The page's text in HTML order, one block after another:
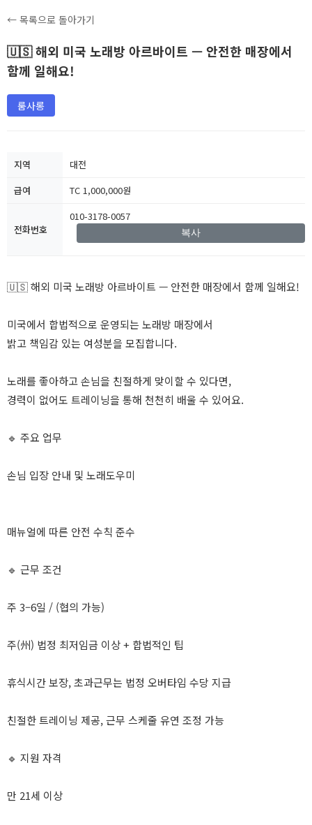
← 목록으로 돌아가기
🇺🇸 해외 미국 노래방 아르바이트 — 안전한 매장에서
함께 일해요!
룸사롱
지역
대전
급여
TC 1,000,000원
전화번호
010-3178-0057
복사
🇺🇸 해외 미국 노래방 아르바이트 — 안전한 매장에서 함께 일해요!
미국에서 합법적으로 운영되는 노래방 매장에서
밝고 책임감 있는 여성분을 모집합니다.
노래를 좋아하고 손님을 친절하게 맞이할 수 있다면,
경력이 없어도 트레이닝을 통해 천천히 배울 수 있어요.
🔹 주요 업무
손님 입장 안내 및 노래도우미
매뉴얼에 따른 안전 수칙 준수
🔹 근무 조건
주 3–6일 / (협의 가능)
주(州) 법정 최저임금 이상 + 합법적인 팁
휴식시간 보장, 초과근무는 법정 오버타임 수당 지급
친절한 트레이닝 제공, 근무 스케줄 유연 조정 가능
🔹 지원 자격
만 21세 이상